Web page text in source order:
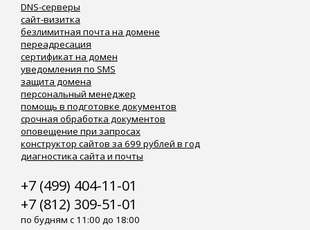
DNS-серверы
сайт-визитка
безлимитная почта на домене
переадресация
сертификат на домен
уведомления по SMS
защита домена
персональный менеджер
помощь в подготовке документов
срочная обработка документов
оповещение при запросах
конструктор сайтов за 699 рублей в год
диагностика сайта и почты
+7 (499) 404-11-01
+7 (812) 309-51-01
по будням с 11:00 до 18:00